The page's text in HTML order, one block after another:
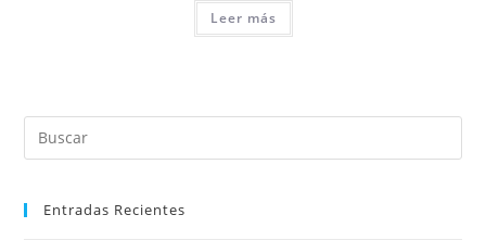
Leer más
Entradas Recientes